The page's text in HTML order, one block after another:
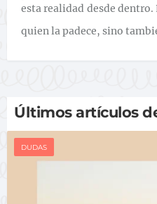
esta realidad desde dentro.
quien la padece, sino
Últimos artículos
DUDAS